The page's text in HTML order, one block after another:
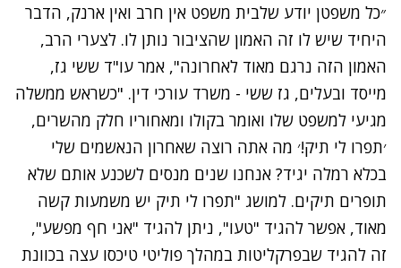
״כל משפטן יודע שלבית משפט אין חרב ואין ארנק, הדבר
היחיד שיש לו זה האמון שהציבור נותן לו. לצערי הרב,
האמון הזה נרגם מאוד לאחרונה", אמר עו"ד ששי גז,
מייסד ובעלים, גז ששי - משרד עורכי דין. "כשראש ממשלה
מגיעי למשפט שלו ואומר בקולו ומאחוריו חלק מהשרים,
׳תפרו לי תיק!׳ מה אתה רוצה שאחרון הנאשמים שלי
בכלא רמלה יגיד? אנחנו שנים מנסים לשכנע אותם שלא
תופרים תיקים. למושג "תפרו לי תיק יש משמעות קשה
מאוד, אפשר להגיד "טעו", ניתן להגיד "אני חף מפשע",
זה להגיד שבפרקליטות במהלך פוליטי טיכסו עצה בכוונת